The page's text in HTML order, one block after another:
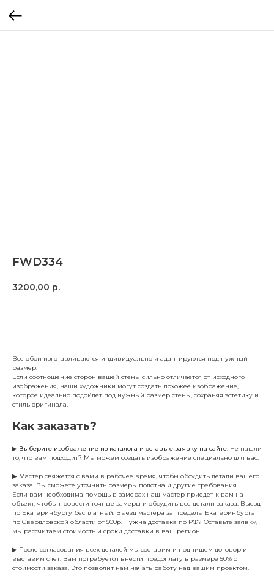
FWD334
3200,00 р.
Все обои изготавливаются индивидуально и адаптируются под нужный
размер.
Если соотношение сторон вашей стены сильно отличается от исходного
изображения, наши художники могут создать похожее изображение,
которое идеально подойдет под нужный размер стены, сохраняя эстетику и
стиль оригинала.
Как заказать?
▶ Выберите изображение из каталога и оставьте заявку на сайте. Не нашли
то, что вам подходит? Мы можем создать изображение специально для вас.
▶ Мастер свяжется с вами в рабочее время, чтобы обсудить детали вашего
заказа. Вы сможете уточнить размеры полотна и другие требования.
Если вам необходима помощь в замерах наш мастер приедет к вам на
объект, чтобы провести точные замеры и обсудить все детали заказа. Выезд
по Екатеринбургу бесплатный. Выезд мастера за пределы Екатеринбурга
по Свердловской области от 500р. Нужна доставка по РФ? Оставьте заявку,
мы рассчитаем стоимость и сроки доставки в ваш регион.
▶ После согласования всех деталей мы составим и подпишем договор и
выставим счет. Вам потребуется внести предоплату в размере 50% от
стоимости заказа. Это позволит нам начать работу над вашим проектом.